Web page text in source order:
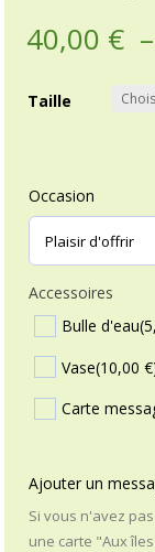
40,00 € –
Taille
Occasion
Accessoires
Bulle d'eau
Vase(10,00
Carte
Ajouter un
Si vous n'avez
une carte "Aux